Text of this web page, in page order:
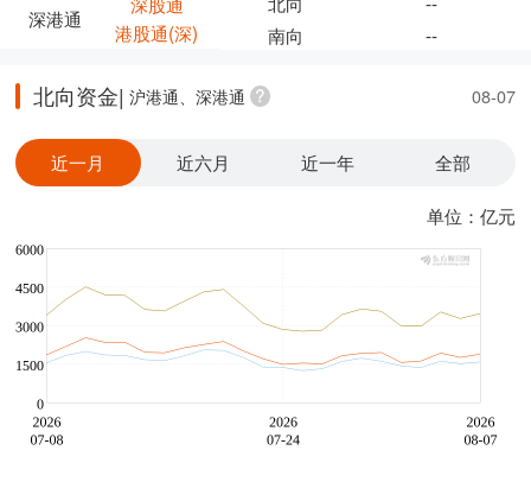
深港通
港股通(深)
南向
--
北向资金| 沪港通、深港通 08-07
近一月 近六月 近一年 全部
单位：亿元